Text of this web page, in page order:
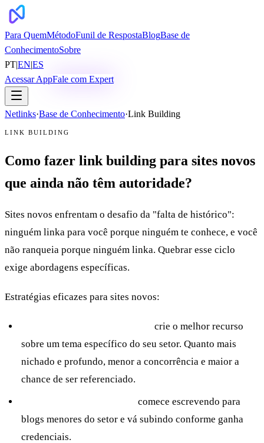
Para QuemMétodoFunil de RespostaBlogBase de
ConhecimentoSobre
PT|EN|ES
Acessar AppFale com Expert
Netlinks·Base de Conhecimento·Link Building
LINK BUILDING
Como fazer link building para sites novos
que ainda não têm autoridade?
Sites novos enfrentam o desafio da "falta de histórico":
ninguém linka para você porque ninguém te conhece, e você
não ranqueia porque ninguém linka. Quebrar esse ciclo
exige abordagens específicas.
Estratégias eficazes para sites novos:
crie o melhor recurso
sobre um tema específico do seu setor. Quanto mais
nichado e profundo, menor a concorrência e maior a
chance de ser referenciado.
comece escrevendo para
blogs menores do setor e vá subindo conforme ganha
credenciais.